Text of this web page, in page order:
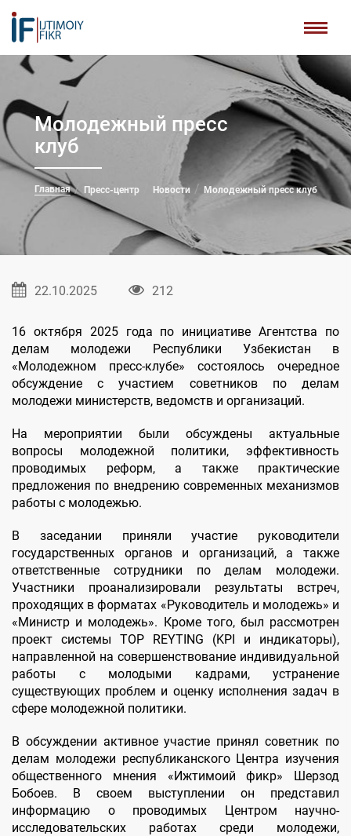
Молодежный пресс
клуб
Главная Пресс-центр Новости Молодежный пресс клуб
22.10.2025 212
16 октября 2025 года по инициативе Агентства по
делам молодежи Республики Узбекистан в
«Молодежном пресс-клубе» состоялось очередное
обсуждение с участием советников по делам
молодежи министерств, ведомств и организаций.
На мероприятии были обсуждены актуальные
вопросы молодежной политики, эффективность
проводимых реформ, а также практические
предложения по внедрению современных механизмов
работы с молодежью.
В заседании приняли участие руководители
государственных органов и организаций, а также
ответственные сотрудники по делам молодежи.
Участники проанализировали результаты встреч,
проходящих в форматах «Руководитель и молодежь» и
«Министр и молодежь». Кроме того, был рассмотрен
проект системы TOP RЕYTING (KPI и индикаторы),
направленной на совершенствование индивидуальной
работы с молодыми кадрами, устранение
существующих проблем и оценку исполнения задач в
сфере молодежной политики.
В обсуждении активное участие принял советник по
делам молодежи республиканского Центра изучения
общественного мнения «Ижтимоий фикр» Шерзод
Бобоев. В своем выступлении он представил
информацию о проводимых Центром научно-
исследовательских работах среди молодежи,